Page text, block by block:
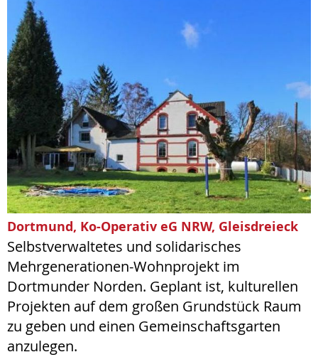
Dortmund, Ko-Operativ eG NRW, Gleisdreieck
Selbstverwaltetes und solidarisches
Mehrgenerationen-Wohnprojekt im
Dortmunder Norden. Geplant ist, kulturellen
Projekten auf dem großen Grundstück Raum
zu geben und einen Gemeinschaftsgarten
anzulegen.